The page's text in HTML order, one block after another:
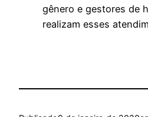
gênero e gestores de
realizam esses